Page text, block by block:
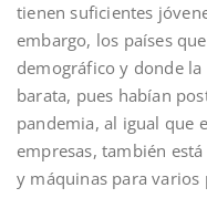
tienen suficientes
embargo, los países
demográfico y donde
barata, pues habían
pandemia, al igual que
empresas, también
y máquinas para varios